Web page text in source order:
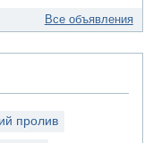
Все объявления
пролив